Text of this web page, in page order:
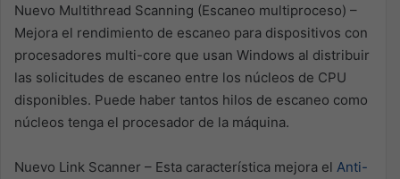
Nuevo Multithread Scanning (Escaneo multiproceso) –
Mejora el rendimiento de escaneo para dispositivos con
procesadores multi-core que usan Windows al distribuir
las solicitudes de escaneo entre los núcleos de CPU
disponibles. Puede haber tantos hilos de escaneo como
núcleos tenga el procesador de la máquina.
Nuevo Link Scanner – Esta característica mejora el Anti-